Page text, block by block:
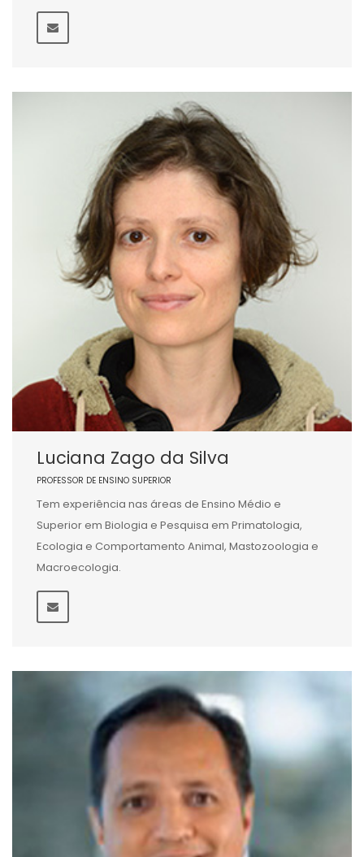
Luciana Zago da Silva
PROFESSOR DE ENSINO SUPERIOR
Tem experiência nas áreas de Ensino Médio e
Superior em Biologia e Pesquisa em Primatologia,
Ecologia e Comportamento Animal, Mastozoologia e
Macroecologia.